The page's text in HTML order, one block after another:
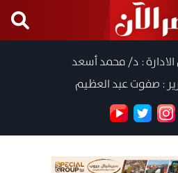
: د/ محمد أسعد
: صفوت عبد العظيم